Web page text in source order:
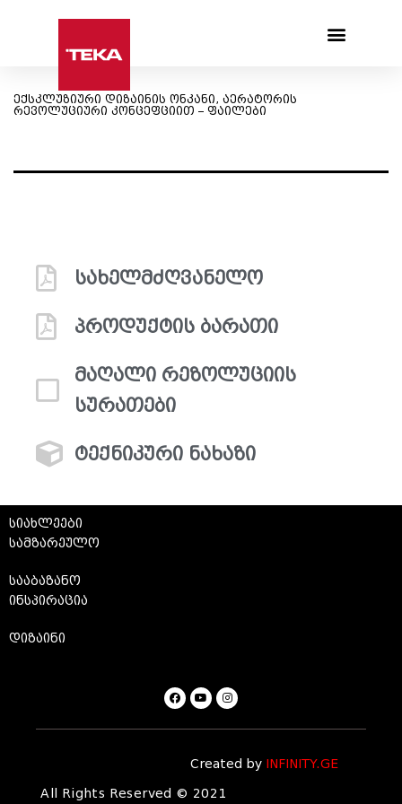
ექსკლუზიური დიზაინის ონკანი, აერატორის
რევოლუციური კონცეფციით – ფაილები
სახელმძღვანელო
პროდუქტის ბარათი
მაღალი რეზოლუციის
სურათები
ტექნიკური ნახაზი
სიახლეები
სამზარეულო
სააბაზანო
ინსპირაცია
დიზაინი
Created by INFINITY.GE
All Rights Reserved © 2021